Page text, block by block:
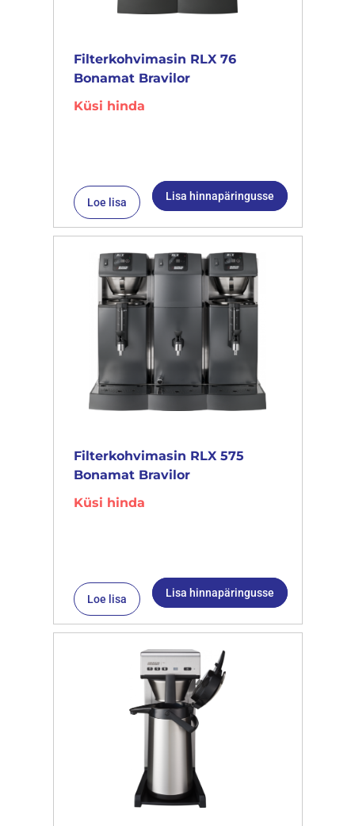
Filterkohvimasin RLX 76
Bonamat Bravilor
Küsi hinda
Loe lisa Lisa hinnapäringusse
Filterkohvimasin RLX 575
Bonamat Bravilor
Küsi hinda
Loe lisa Lisa hinnapäringusse